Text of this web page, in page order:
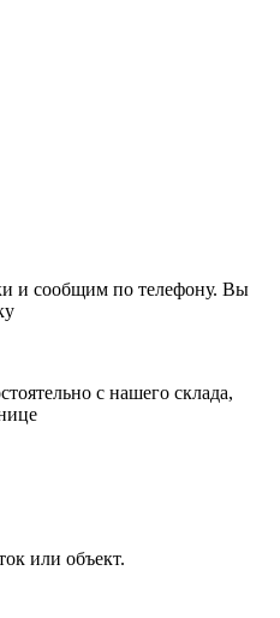
и сообщим по телефону. Вы
с нашего склада,
или объект.